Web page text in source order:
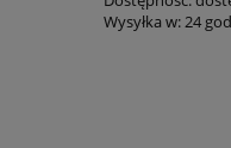
Wysyłka w:24